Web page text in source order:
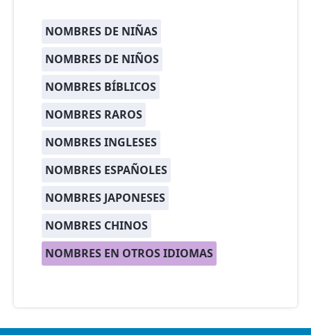
NOMBRES DE NIÑAS
NOMBRES DE NIÑOS
NOMBRES BÍBLICOS
NOMBRES RAROS
NOMBRES INGLESES
NOMBRES ESPAÑOLES
NOMBRES JAPONESES
NOMBRES CHINOS
NOMBRES EN OTROS IDIOMAS